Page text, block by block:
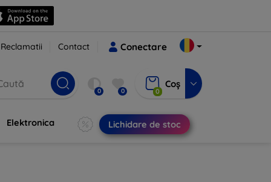
Reclamatii Contact Conectare
0 0 0
Coș
Elektronica Lichidare de stoc